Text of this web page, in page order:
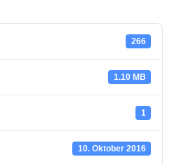
266
1.10 MB
1
10. Oktober 2016